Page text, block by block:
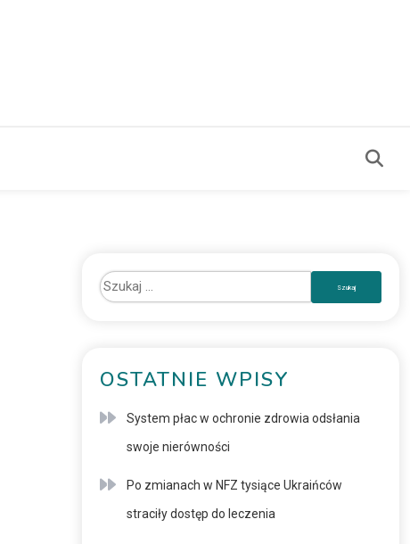
OSTATNIE WPISY
System płac w ochronie zdrowia odsłania
swoje nierówności
Po zmianach w NFZ tysiące Ukraińców
straciły dostęp do leczenia